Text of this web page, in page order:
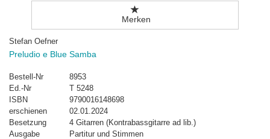
Merken
Stefan Oefner
Preludio e Blue Samba
Bestell-Nr
8953
Ed.-Nr
T 5248
ISBN
9790016148698
erschienen
02.01.2024
Besetzung
4 Gitarren (Kontrabassgitarre ad lib.)
Ausgabe
Partitur und Stimmen